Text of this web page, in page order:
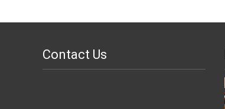
Contact Us